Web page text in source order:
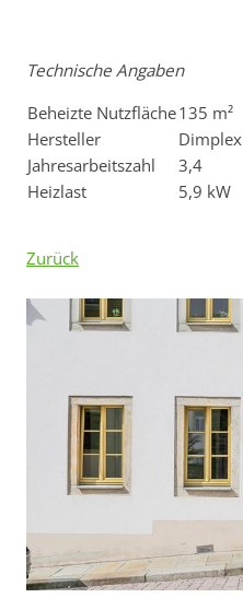
Technische Angaben
Beheizte Nutzfläche135 m²
Hersteller
Dimplex
Jahresarbeitszahl
3,4
Heizlast
5,9 kW
Zurück